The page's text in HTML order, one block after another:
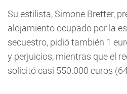
Su estilista, Simone Bretter,
alojamiento ocupado por la
secuestro, pidió también 1
y perjuicios, mientras que el
solicitó casi 550.000 euros